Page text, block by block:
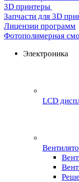
3D принтеры
Запчасти для 3D
Лицензии программ
Фотополимерная
Электроника
LCD